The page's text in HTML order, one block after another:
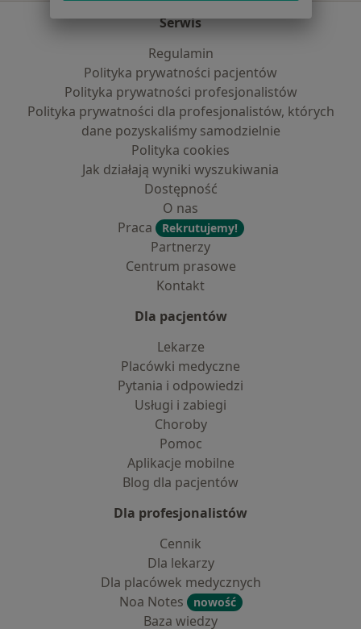
Serwis
Regulamin
Polityka prywatności pacjentów
Polityka prywatności profesjonalistów
Polityka prywatności dla profesjonalistów, których
dane pozyskaliśmy samodzielnie
Polityka cookies
Jak działają wyniki wyszukiwania
Dostępność
O nas
Praca
Rekrutujemy!
Partnerzy
Centrum prasowe
Kontakt
Dla pacjentów
Lekarze
Placówki medyczne
Pytania i odpowiedzi
Usługi i zabiegi
Choroby
Pomoc
Aplikacje mobilne
Blog dla pacjentów
Dla profesjonalistów
Cennik
Dla lekarzy
Dla placówek medycznych
Noa Notes
nowość
Baza wiedzy